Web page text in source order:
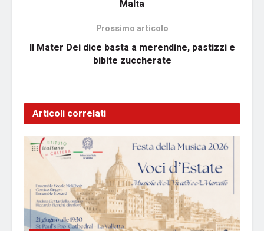
Malta
Prossimo articolo
Il Mater Dei dice basta a merendine, pastizzi e
bibite zuccherate
Articoli correlati